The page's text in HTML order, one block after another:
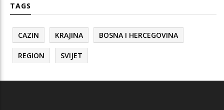
TAGS
CAZIN KRAJINA BOSNA I HERCEGOVINA
REGION SVIJET